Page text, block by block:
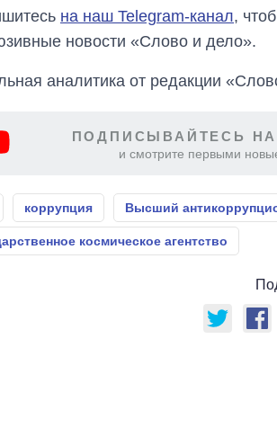
на наш Telegram-канал,
новости «Слово и дело».
аналитика от редакции
ПОДПИСЫВАЙТЕСЬ НА
и смотрите первыми
коррупция Высший
космическое агентство